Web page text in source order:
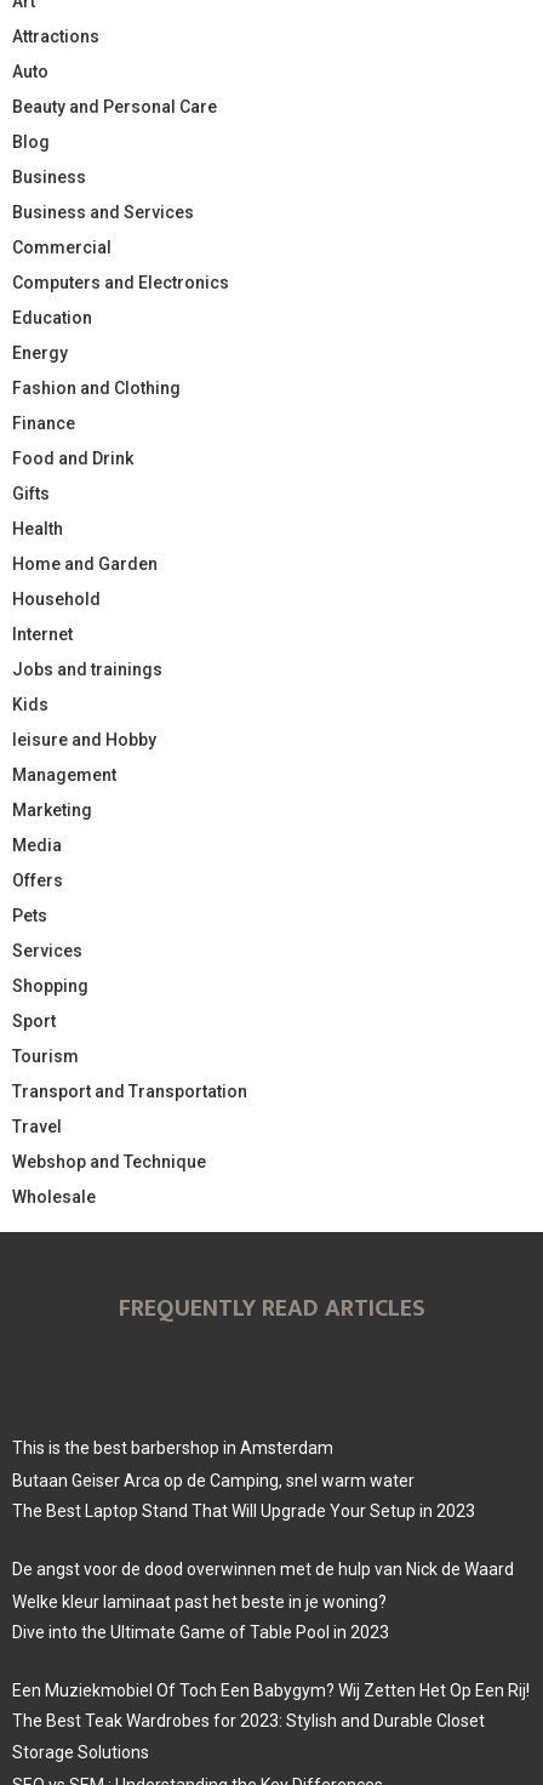
Attractions
Auto
Beauty and Personal Care
Blog
Business
Business and Services
Commercial
Computers and Electronics
Education
Energy
Fashion and Clothing
Finance
Food and Drink
Gifts
Health
Home and Garden
Household
Internet
Jobs and trainings
Kids
leisure and Hobby
Management
Marketing
Media
Offers
Pets
Services
Shopping
Sport
Tourism
Transport and Transportation
Travel
Webshop and Technique
Wholesale
FREQUENTLY READ ARTICLES
This is the best barbershop in Amsterdam
Butaan Geiser Arca op de Camping, snel warm water
The Best Laptop Stand That Will Upgrade Your Setup in 2023
De angst voor de dood overwinnen met de hulp van Nick de Waard
Welke kleur laminaat past het beste in je woning?
Dive into the Ultimate Game of Table Pool in 2023
Een Muziekmobiel Of Toch Een Babygym? Wij Zetten Het Op Een Rij!
The Best Teak Wardrobes for 2023: Stylish and Durable Closet
Storage Solutions